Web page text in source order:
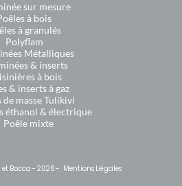
sur mesure
à bois
à granulés
Polyflam
Métalliques
& inserts
à bois
& inserts à gaz
de masse Tulikivi
éthanol & électrique
Poêle mixte
Bocca - 2026 - Mentions Légales